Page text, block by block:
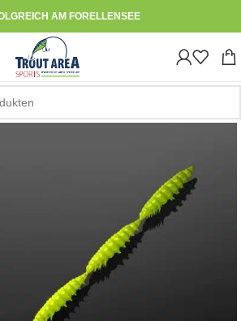
AM FORELLENSEE